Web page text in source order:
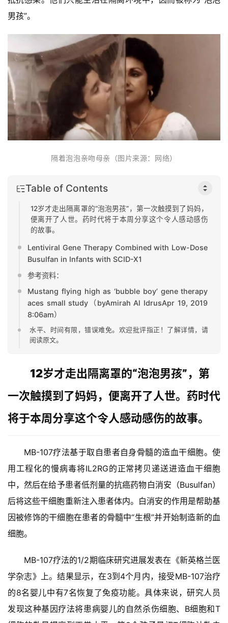
男孩”。
隔着泡泡亲吻母亲（图片来源：网络）
Table of Contents
12岁才走出隔离罩的“泡泡男孩”，第一次触摸到了妈妈，
便离开了人世。药时代将于本周分享这个令人感动感伤
的故事。
Lentiviral Gene Therapy Combined with Low-Dose
Busulfan in Infants with SCID-X1
参考资料：
Mustang flying high as ‘bubble boy’ gene therapy
aces small study（byAmirah Al IdrusApr 19, 2019
8:06am）
水平、时间有限，错误难免。欢迎批评指正！了解详情，请
阅读原文。
12岁才走出隔离罩的“泡泡男孩”，第
一次触摸到了妈妈，便离开了人世。 药时代
将于本周分享这个令人感动感伤的故事。
MB-107疗法基于取自患者自身骨髓的造血干细胞。使
用工程化的慢病毒将IL2RG的正常拷贝递送进造血干细胞
中，然后在给予患者低剂量的抗癌药物白消安（Busulfan）
后将这些干细胞重新注入患者体内。 白消安的作用是帮助基
因被修饰的干细胞在患者的骨髓中“生根”并开始制造新的血
细胞。
MB-107疗法的1/2期临床研究进展发表在《新英格兰医
学杂志》上。结果显示，在3到4个月内，接受MB-107治疗
的8名婴儿中有7名恢复了免疫功能。具体来说，研究人员
发现这种基因疗法将患病婴儿的自然杀伤细胞、B细胞和T